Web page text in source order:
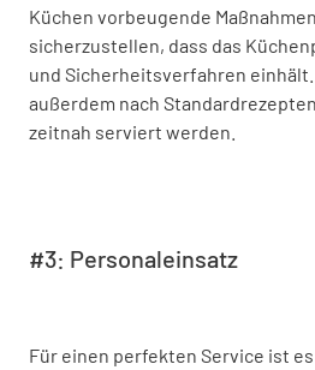
Küchen vorbeugende
sicherzustellen, dass das
und Sicherheitsverfahren
außerdem nach
zeitnah serviert werden.
#3: Personaleinsatz
Für einen perfekten Service ist